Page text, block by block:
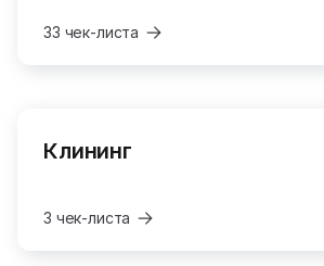
33 чек-листа
Клининг
3 чек-листа